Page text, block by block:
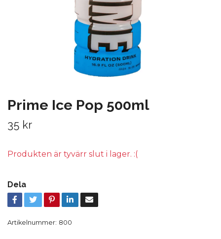
Prime Ice Pop 500ml
35 kr
Produkten är tyvärr slut i lager. :(
Dela
Artikelnummer: 800